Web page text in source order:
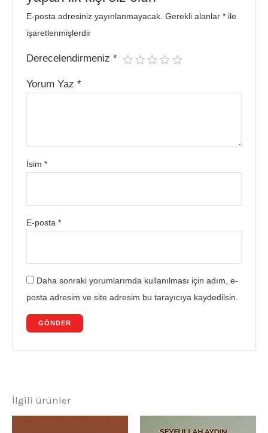
E-posta adresiniz yayınlanmayacak. Gerekli alanlar* ile
işaretlenmişlerdir
Derecelendirmeniz*
Yorum Yaz*
İsim*
E-posta*
Daha sonraki yorumlarımda kullanılması için adım, e-
posta adresim ve site adresim bu tarayıcıya kaydedilsin.
İlgili ürünler